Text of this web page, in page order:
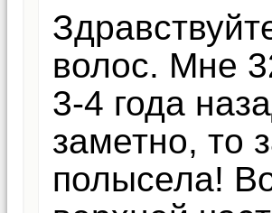
волос. Мне
3-4 года
заметно, то
полысела!